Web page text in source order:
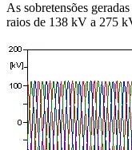
As sobretensões
raios de 138 kV a 275